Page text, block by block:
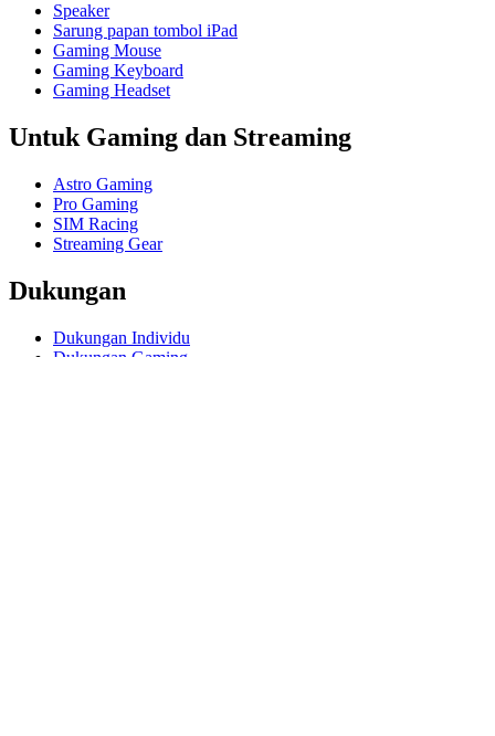
Speaker
Sarung papan tombol iPad
Gaming Mouse
Gaming Keyboard
Gaming Headset
Untuk Gaming dan Streaming
Astro Gaming
Pro Gaming
SIM Racing
Streaming Gear
Dukungan
Dukungan Individu
Dukungan Gaming